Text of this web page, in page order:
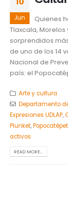
Jun
Quienes
Tlaxcala, Morelos
sorprendidos
de uno de los 14
Nacional de
país: el
Arte y cultura
Departamento
Expresiones UDLAP,
Plunket,
activos
READ MORE...